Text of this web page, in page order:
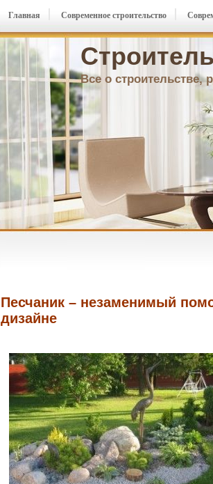
Все о строительстве,
Главная Современное строительство
Песчаник – незаменимый
дизайне